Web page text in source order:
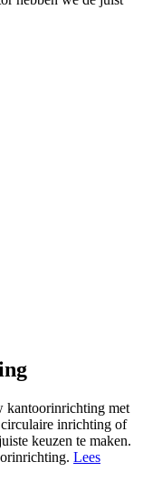
kantoorinrichting met
inrichting of
keuzen te maken.
Lees